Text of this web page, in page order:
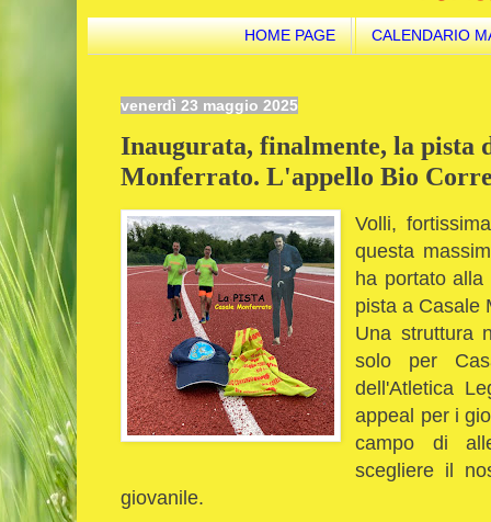
HOME PAGE CALENDARIO
venerdì 23 maggio 2025
Inaugurata, finalmente, la pista
Monferrato. L'appello Bio
Volli,
questa
ha portato alla
pista a Casale
Una struttura
solo per
dell'Atletica
appeal per i
campo di
scegliere il
giovanile.